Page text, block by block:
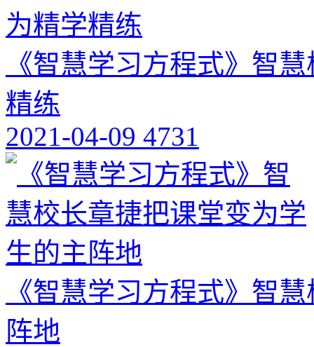
《智慧学习方程式》智
精练
2021-04-09 4731
《智慧学习方程式》智
阵地